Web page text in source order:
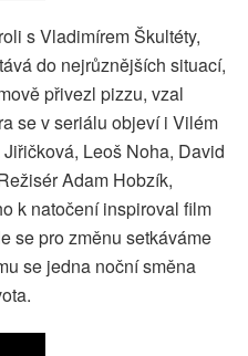
s Vladimírem Škultéty,
do nejrůznějších situací,
přivezl pizzu, vzal
se v seriálu objeví i Vilém
Leoš Noha, David
Adam Hobzík,
k natočení inspiroval film
se pro změnu setkáváme
se jedna noční směna